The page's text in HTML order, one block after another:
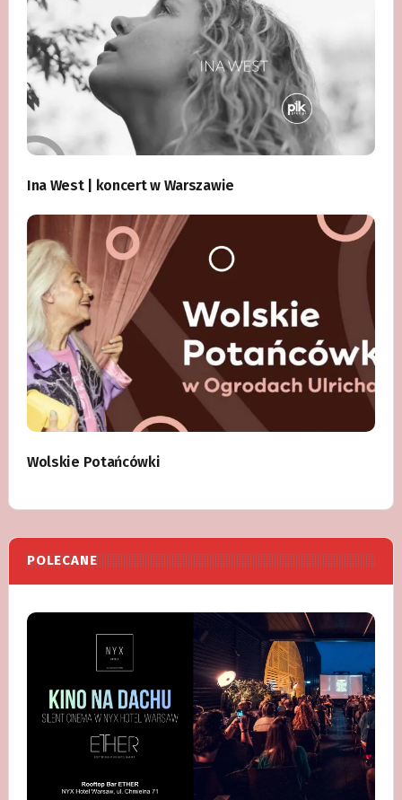
Ina West | koncert w Warszawie
Wolskie Potańcówki
POLECANE